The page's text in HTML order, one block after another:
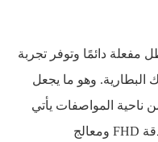
مفعلة دائمًا وتوفر تجربة
البطارية. وهو ما يجعل
ناحية المواصفات يأتي
الهاتف بشاشة AMOLED أساسية بدقة FHD ومعالج